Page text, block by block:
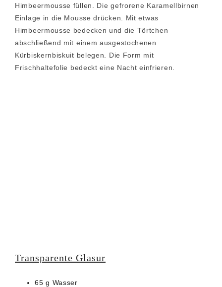
Himbeermousse füllen. Die gefrorene Karamellbirnen
Einlage in die Mousse drücken. Mit etwas
Himbeermousse bedecken und die Törtchen
abschließend mit einem ausgestochenen
Kürbiskernbiskuit belegen. Die Form mit
Frischhaltefolie bedeckt eine Nacht einfrieren.
Transparente Glasur
65 g Wasser